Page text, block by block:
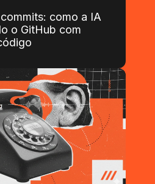
como a IA
o GitHub com